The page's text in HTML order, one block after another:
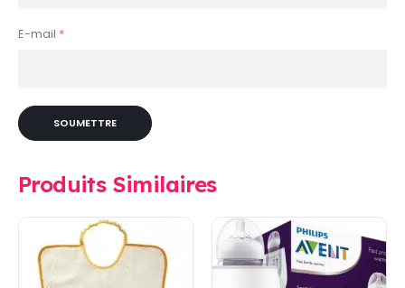
E-mail *
Produits Similaires